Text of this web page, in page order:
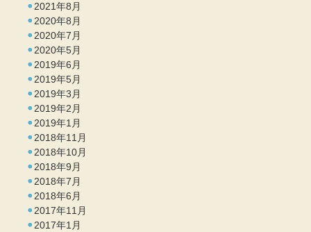
2021年8月
2020年8月
2020年7月
2020年5月
2019年6月
2019年5月
2019年3月
2019年2月
2019年1月
2018年11月
2018年10月
2018年9月
2018年7月
2018年6月
2017年11月
2017年1月